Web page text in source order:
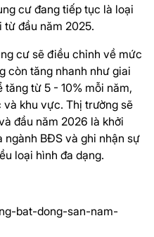
cư đang tiếp tục là loại
từ đầu năm 2025.
cư sẽ điều chỉnh về mức
còn tăng nhanh như giai
từ 5 - 10% mỗi năm,
khu vực. Thị trường sẽ
đầu năm 2026 là khởi
ngành BĐS và ghi nhận sự
loại hình đa dạng.
bat-dong-san-nam-